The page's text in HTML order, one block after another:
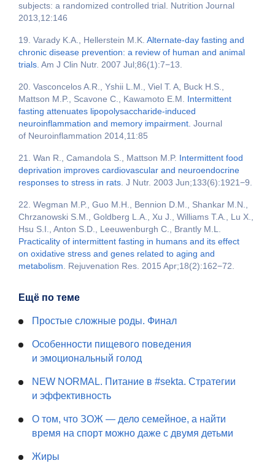
subjects: a randomized controlled trial. Nutrition Journal
2013,12:146
19. Varady K.A., Hellerstein M.K. Alternate-day fasting and
chronic disease prevention: a review of human and animal
trials. Am J Clin Nutr. 2007 Jul;86(1):7−13.
20. Vasconcelos A.R., Yshii L.M., Viel T. A, Buck H.S.,
Mattson M.P., Scavone C., Kawamoto E.M. Intermittent
fasting attenuates lipopolysaccharide-induced
neuroinflammation and memory impairment. Journal
of Neuroinflammation 2014,11:85
21. Wan R., Camandola S., Mattson M.P. Intermittent food
deprivation improves cardiovascular and neuroendocrine
responses to stress in rats. J Nutr. 2003 Jun;133(6):1921−9.
22. Wegman M.P., Guo M.H., Bennion D.M., Shankar M.N.,
Chrzanowski S.M., Goldberg L.A., Xu J., Williams T.A., Lu X.,
Hsu S.I., Anton S.D., Leeuwenburgh C., Brantly M.L.
Practicality of intermittent fasting in humans and its effect
on oxidative stress and genes related to aging and
metabolism. Rejuvenation Res. 2015 Apr;18(2):162−72.
Ещё по теме
Простые сложные роды. Финал
Особенности пищевого поведения
и эмоциональный голод
NEW NORMAL. Питание в #sekta. Стратегии
и эффективность
О том, что ЗОЖ — дело семейное, а найти
время на спорт можно даже с двумя детьми
Жиры